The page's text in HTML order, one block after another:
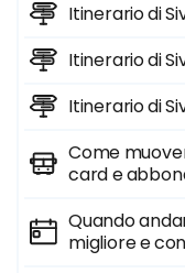
Itinerario di
Itinerario di
Itinerario di
Come
card e
Quando
migliore e